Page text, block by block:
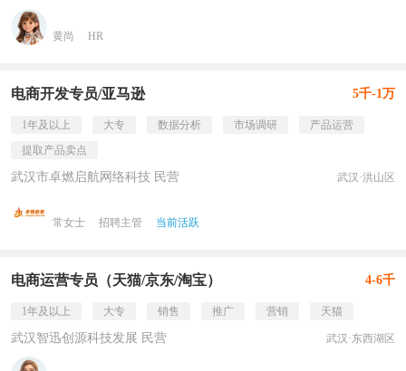
黄尚 HR
电商开发专员/亚马逊 5千-1万
1年及以上 大专 数据分析 市场调研
产品运营
提取产品卖点
武汉市卓燃启航网络科技 民营 武汉·洪山区
常女士 招聘主管 当前活跃
电商运营专员（天猫/京东/淘宝） 4-6千
1年及以上 大专 销售 推广 营销 天猫
武汉智迅创源科技发展 民营 武汉·东西湖区